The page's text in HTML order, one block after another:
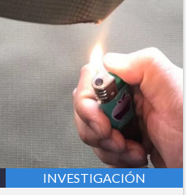
INVESTIGACIÓN